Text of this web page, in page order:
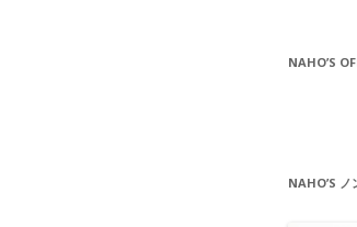
NAHO’S
NAHO’S